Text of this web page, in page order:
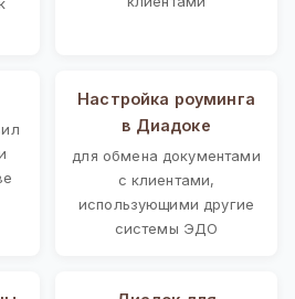
Настройка роуминга
в Диадоке
для обмена документами
с клиентами,
использующими другие
системы ЭДО